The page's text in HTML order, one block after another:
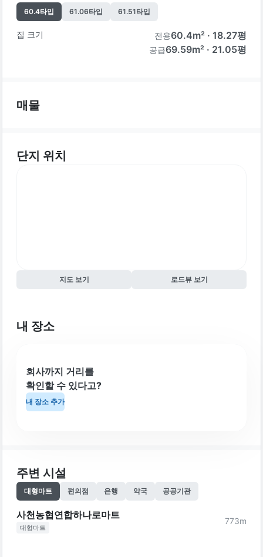
60.4타입 61.06타입 61.51타입
집 크기 전용60.4m² · 18.27평
공급69.59m² · 21.05평
매물
단지 위치
지도 보기 로드뷰 보기
내 장소
회사까지 거리를
확인할 수 있다고?
내 장소 추가
주변 시설
대형마트 편의점 은행 약국 공공기관
사천농협연합하나로마트
대형마트
773m